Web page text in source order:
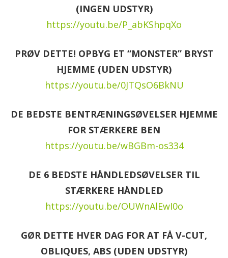
(INGEN UDSTYR)
https://youtu.be/P_abKShpqXo
PRØV DETTE! OPBYG ET “MONSTER” BRYST
HJEMME (UDEN UDSTYR)
https://youtu.be/0JTQsO6BkNU
DE BEDSTE BENTRÆNINGSØVELSER HJEMME
FOR STÆRKERE BEN
https://youtu.be/wBGBm-os334
DE 6 BEDSTE HÅNDLEDSØVELSER TIL
STÆRKERE HÅNDLED
https://youtu.be/OUWnAlEwI0o
GØR DETTE HVER DAG FOR AT FÅ V-CUT,
OBLIQUES, ABS (UDEN UDSTYR)